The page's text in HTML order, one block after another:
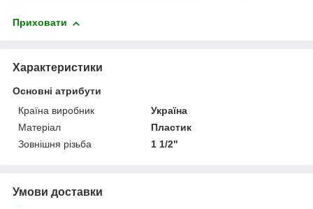
Приховати
Характеристики
Основні атрибути
Країна виробник
Україна
Матеріал
Пластик
Зовнішня різьба
1 1/2"
Умови доставки